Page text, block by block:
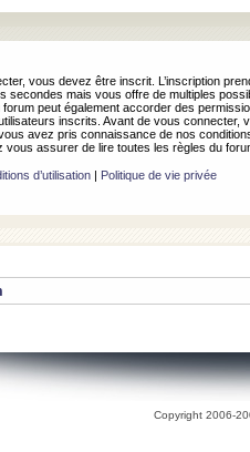
vous devez être inscrit. L’inscription
secondes mais vous offre de multiples
forum peut également accorder des
inscrits. Avant de vous connecter,
avez pris connaissance de nos
vous assurer de lire toutes les règles du
d’utilisation| Politique de vie privée
Copyright 2006-